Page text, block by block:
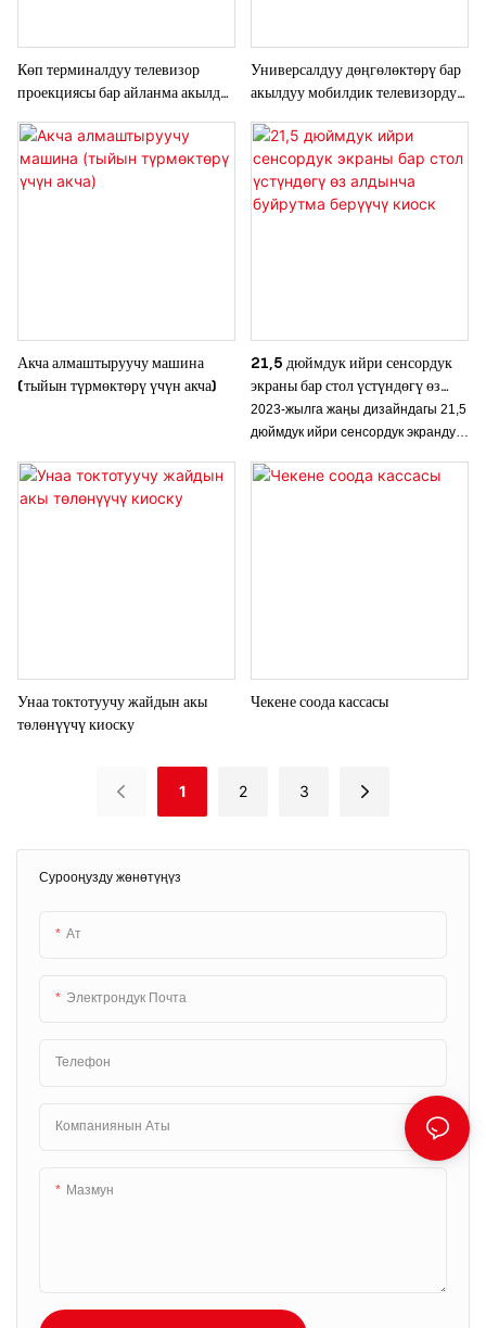
Сурооңузду жөнөтүңүз
Ат
Электрондук Почта
Телефон
Компаниянын Аты
Мазмун
Көп терминалдуу телевизор
проекциясы бар айланма акылдуу
Универсалдуу дөңгөлөктөрү бар
акылдуу мобилдик телевизордун
Акча алмаштыруучу машина
(тыйын түрмөктөрү үчүн акча)
21,5 дюймдук ийри сенсордук
экраны бар стол үстүндөгү өз
алдынча буйрутма берүүчү киоск
2023-жылга жаңы дизайндагы 21,5
дюймдук ийри сенсордук экрандуу
буйрутма берүүчү киоск, ресторан,
Унаа токтотуучу жайдын акы
төлөнүүчү киоску
Чекене соода кассасы
1 2 3